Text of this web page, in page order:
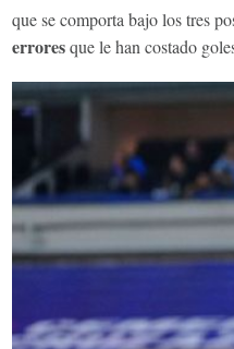
que se comporta bajo los tres
erroresque le han costado